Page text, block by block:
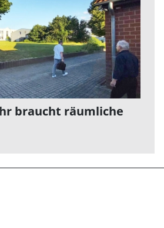
braucht räumliche